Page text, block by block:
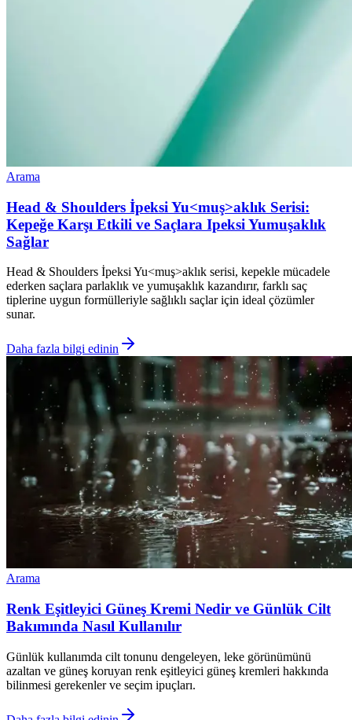
Arama
Head & Shoulders İpeksi Yu<muş>aklık Serisi:
Kepeğe Karşı Etkili ve Saçlara Ipeksi Yumuşaklık
Sağlar
Head & Shoulders İpeksi Yu<muş>aklık serisi, kepekle mücadele
ederken saçlara parlaklık ve yumuşaklık kazandırır, farklı saç
tiplerine uygun formülleriyle sağlıklı saçlar için ideal çözümler
sunar.
Daha fazla bilgi edinin
Arama
Renk Eşitleyici Güneş Kremi Nedir ve Günlük Cilt
Bakımında Nasıl Kullanılır
Günlük kullanımda cilt tonunu dengeleyen, leke görünümünü
azaltan ve güneş koruyan renk eşitleyici güneş kremleri hakkında
bilinmesi gerekenler ve seçim ipuçları.